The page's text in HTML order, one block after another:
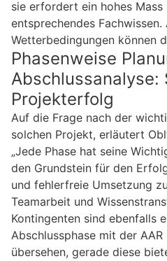
sie erfordert ein hohes
entsprechendes
Wetterbedingungen können
Phasenweise
Abschlussanalyse:
Projekterfolg
Auf die Frage nach der
solchen Projekt, erläutert
„Jede Phase hat seine
den Grundstein für den
und fehlerfreie Umsetzung
Teamarbeit und
Kontingenten sind ebenfalls
Abschlussphase mit der
übersehen, gerade diese